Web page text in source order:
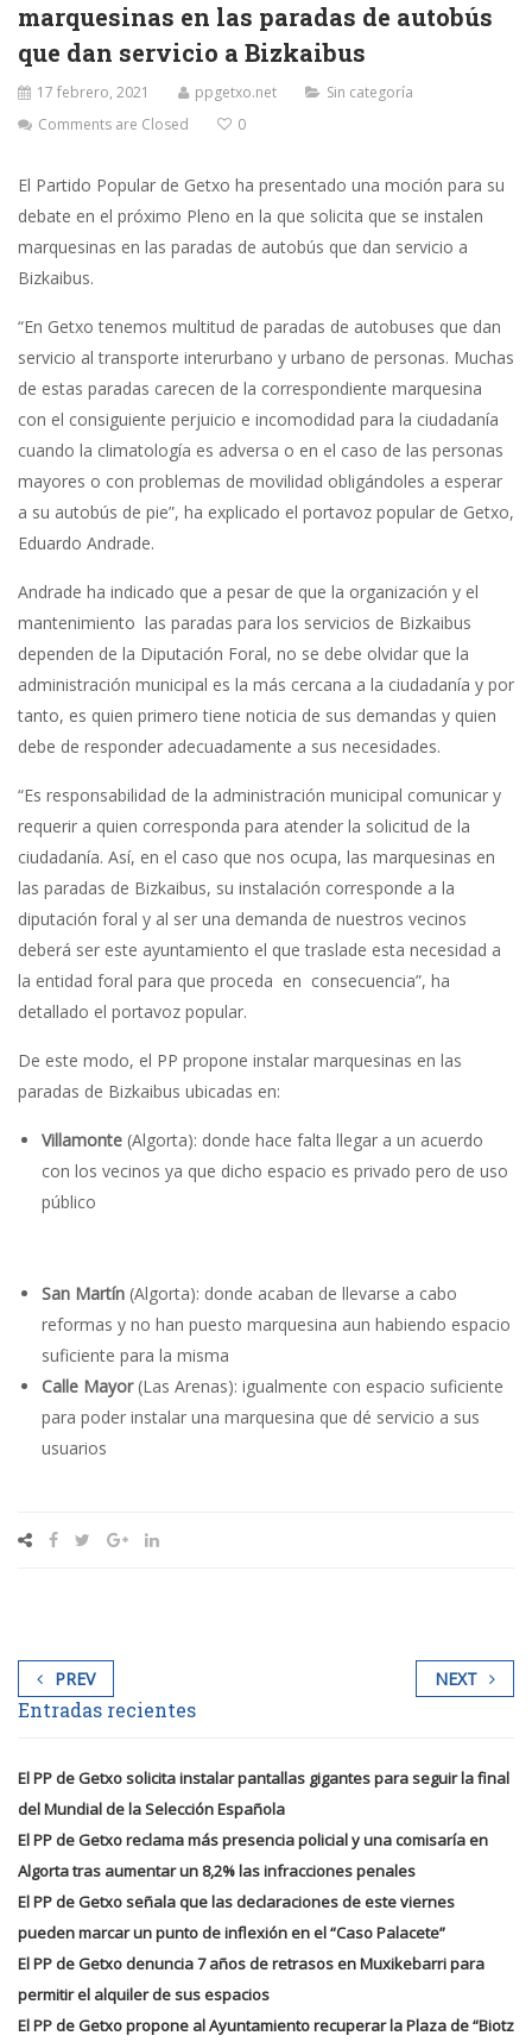
marquesinas en las paradas de autobús
que dan servicio a Bizkaibus
17 febrero, 2021 ppgetxo.net
Sin categoría
Comments are Closed
0
El Partido Popular de Getxo ha presentado una moción para su
debate en el próximo Pleno en la que solicita que se instalen
marquesinas en las paradas de autobús que dan servicio a
Bizkaibus.
“En Getxo tenemos multitud de paradas de autobuses que dan
servicio al transporte interurbano y urbano de personas. Muchas
de estas paradas carecen de la correspondiente marquesina
con el consiguiente perjuicio e incomodidad para la ciudadanía
cuando la climatología es adversa o en el caso de las personas
mayores o con problemas de movilidad obligándoles a esperar
a su autobús de pie”, ha explicado el portavoz popular de Getxo,
Eduardo Andrade.
Andrade ha indicado que a pesar de que la organización y el
mantenimiento las paradas para los servicios de Bizkaibus
dependen de la Diputación Foral, no se debe olvidar que la
administración municipal es la más cercana a la ciudadanía y por
tanto, es quien primero tiene noticia de sus demandas y quien
debe de responder adecuadamente a sus necesidades.
“Es responsabilidad de la administración municipal comunicar y
requerir a quien corresponda para atender la solicitud de la
ciudadanía. Así, en el caso que nos ocupa, las marquesinas en
las paradas de Bizkaibus, su instalación corresponde a la
diputación foral y al ser una demanda de nuestros vecinos
deberá ser este ayuntamiento el que traslade esta necesidad a
la entidad foral para que proceda en consecuencia”, ha
detallado el portavoz popular.
De este modo, el PP propone instalar marquesinas en las
paradas de Bizkaibus ubicadas en:
Villamonte (Algorta): donde hace falta llegar a un acuerdo
con los vecinos ya que dicho espacio es privado pero de uso
público
San Martín (Algorta): donde acaban de llevarse a cabo
reformas y no han puesto marquesina aun habiendo espacio
suficiente para la misma
Calle Mayor(Las Arenas): igualmente con espacio suficiente
para poder instalar una marquesina que dé servicio a sus
usuarios
PREV NEXT
Entradas recientes
El PP de Getxo solicita instalar pantallas gigantes para seguir la final
del Mundial de la Selección Española
El PP de Getxo reclama más presencia policial y una comisaría en
Algorta tras aumentar un 8,2% las infracciones penales
El PP de Getxo señala que las declaraciones de este viernes
pueden marcar un punto de inflexión en el “Caso Palacete”
El PP de Getxo denuncia 7 años de retrasos en Muxikebarri para
permitir el alquiler de sus espacios
El PP de Getxo propone al Ayuntamiento recuperar la Plaza de “Biotz